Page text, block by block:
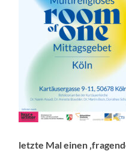
letzte Mal einen